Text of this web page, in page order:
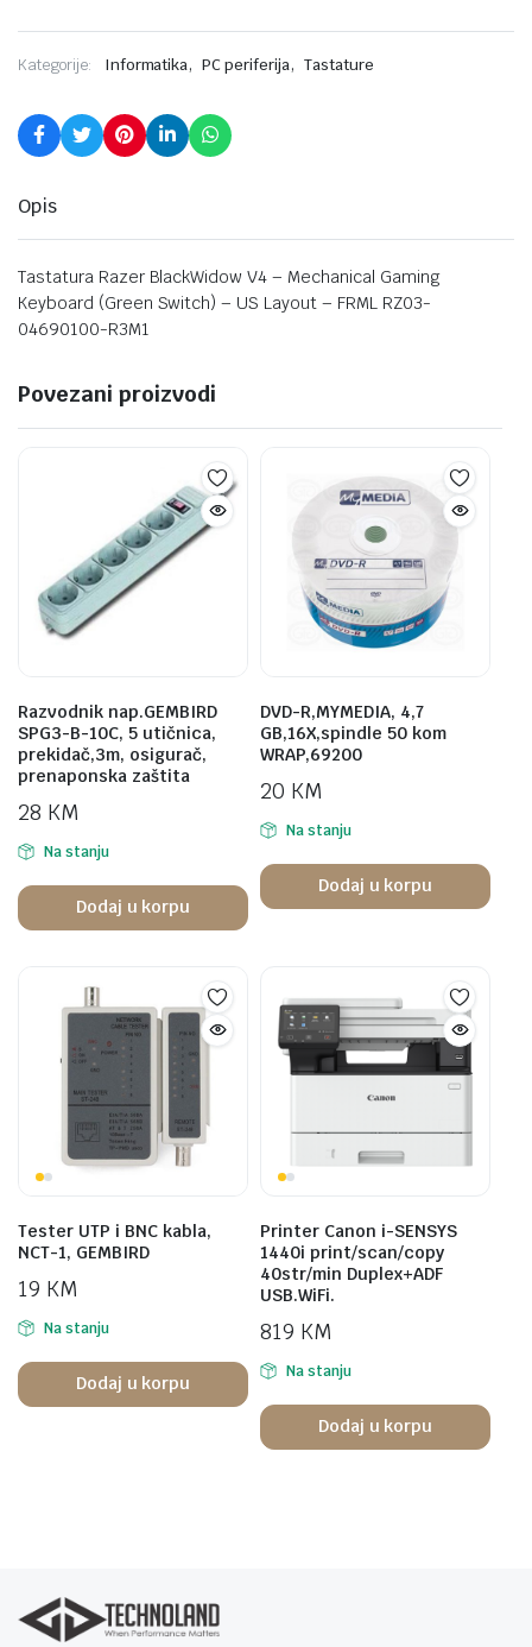
Kategorije: Informatika, PC periferija, Tastature
Opis
Tastatura Razer BlackWidow V4 – Mechanical Gaming
Keyboard (Green Switch) – US Layout – FRML RZ03-
04690100-R3M1
Povezani proizvodi
Razvodnik nap.GEMBIRD
SPG3-B-10C, 5 utičnica,
prekidač,3m, osigurač,
prenaponska zaštita
28 KM
Na stanju
Dodaj u korpu
DVD-R,MYMEDIA, 4,7
GB,16X,spindle 50 kom
WRAP,69200
20 KM
Na stanju
Dodaj u korpu
Tester UTP i BNC kabla,
NCT-1, GEMBIRD
19 KM
Na stanju
Dodaj u korpu
Printer Canon i-SENSYS
1440i print/scan/copy
40str/min Duplex+ADF
USB.WiFi.
819 KM
Na stanju
Dodaj u korpu